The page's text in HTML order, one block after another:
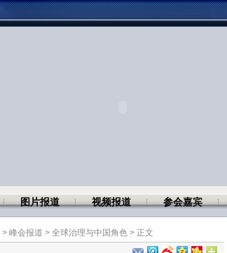
图片报道 视频报道 参会嘉宾
> 峰会报道 > 全球治理与中国角色 > 正文